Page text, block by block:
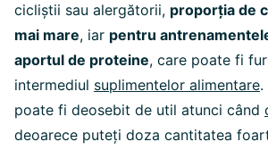
cicliștii sau alergătorii, proporția de
mai mare, iar pentru
aportul de proteine, care poate fi
intermediul suplimentelor alimentare.
poate fi deosebit de util atunci când
deoarece puteți doza cantitatea